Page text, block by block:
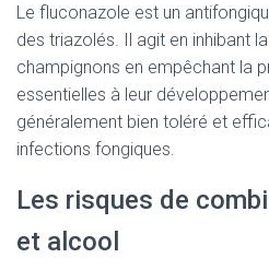
Le fluconazole est un
des triazolés. Il agit en inhibant
champignons en empêchant la
essentielles à leur
généralement bien toléré et
infections fongiques.
Les risques de
et alcool